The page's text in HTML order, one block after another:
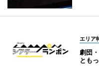
エリア
劇団
とも